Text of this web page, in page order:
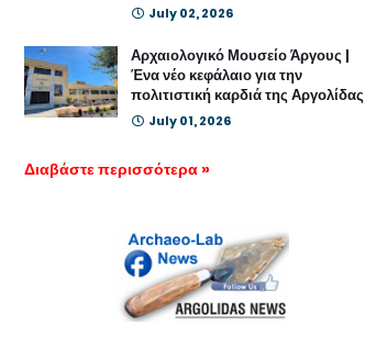
July 02, 2026
Αρχαιολογικό Μουσείο Άργους |
Ένα νέο κεφάλαιο για την
πολιτιστική καρδιά της Αργολίδας
July 01, 2026
Διαβάστε περισσότερα »